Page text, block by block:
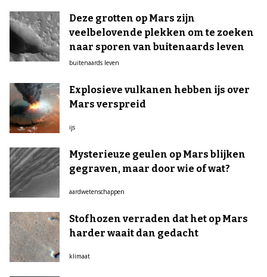
Deze grotten op Mars zijn
veelbelovende plekken om te zoeken
naar sporen van buitenaards leven
buitenaards leven
Explosieve vulkanen hebben ijs over
Mars verspreid
ijs
Mysterieuze geulen op Mars blijken
gegraven, maar door wie of wat?
aardwetenschappen
Stofhozen verraden dat het op Mars
harder waait dan gedacht
klimaat